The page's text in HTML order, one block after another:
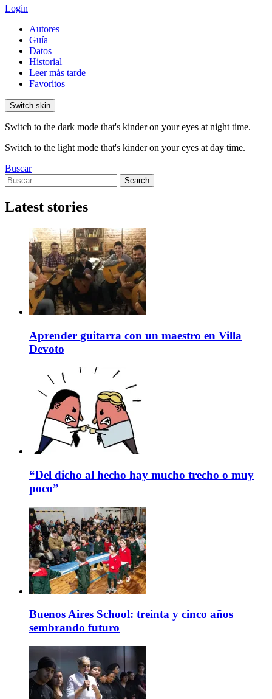
Login
Autores
Guía
Datos
Historial
Leer más tarde
Favoritos
Switch skin
Switch to the dark mode that's kinder on your eyes at night time.
Switch to the light mode that's kinder on your eyes at day time.
Buscar
Search
for:
Search
Latest stories
Aprender guitarra con un maestro en Villa
Devoto
“Del dicho al hecho hay mucho trecho o muy
poco”
Buenos Aires School: treinta y cinco años
sembrando futuro